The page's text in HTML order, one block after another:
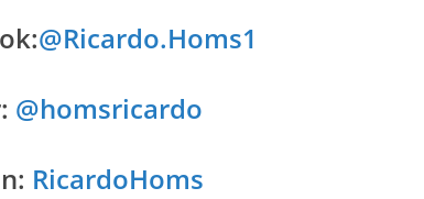
@Ricardo.Homs1
@homsricardo
RicardoHoms